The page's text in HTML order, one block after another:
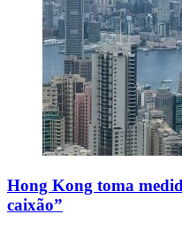
Hong Kong toma
caixão”